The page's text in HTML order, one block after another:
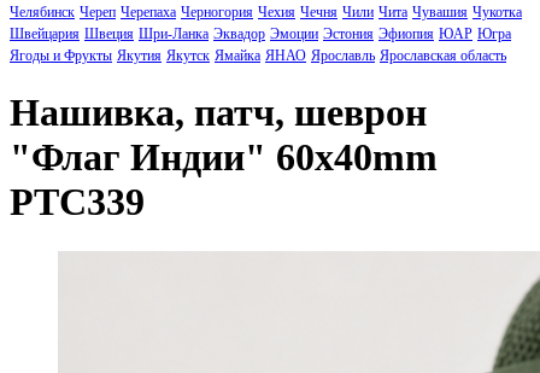
Челябинск Череп Черепаха Черногория Чехия Чечня Чили Чита Чувашия Чукотка
Швейцария Швеция Шри-Ланка Эквадор Эмоции Эстония Эфиопия ЮАР Югра
Ягоды и Фрукты Якутия Якутск Ямайка ЯНАО Ярославль Ярославская область
Нашивка, патч, шеврон
"Флаг Индии" 60x40mm
PTC339